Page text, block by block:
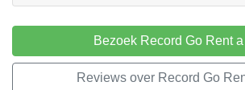
Bezoek Record Go Rent
Reviews over Record Go